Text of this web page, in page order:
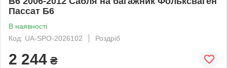
Пассат Б6
В наявності
Код: UA-SPO-2026102
Роздріб
2 244 ₴